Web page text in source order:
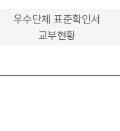
우수단체 표준확인서
교부현황